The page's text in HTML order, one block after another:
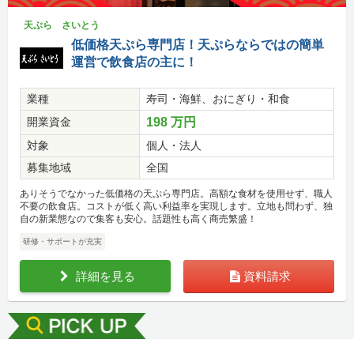
天ぷら さいとう
低価格天ぷら専門店！天ぷらならではの簡単
運営で飲食店の主に！
業種
寿司・海鮮、おにぎり・和食
開業資金
198 万円
対象
個人・法人
募集地域
全国
ありそうでなかった低価格の天ぷら専門店。高額な食材を使用せず、職人
不要の飲食店。コストが低く高い利益率を実現します。立地も問わず、独
自の新業態なので集客も安心。話題性も高く商売繁盛！
研修・サポートが充実
詳細を見る 資料請求